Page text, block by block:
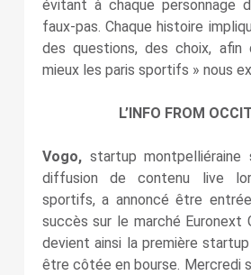
évitant à chaque personnage
faux-pas. Chaque histoire
des questions, des choix, afin
mieux les paris sportifs » nous
L’INFO FROM
Vogo,startup montpelliéraine
diffusion de contenu live
sportifs, a annoncé être
succès sur le marché Euronext
devient ainsi la première
être côtée en bourse. Mercredi